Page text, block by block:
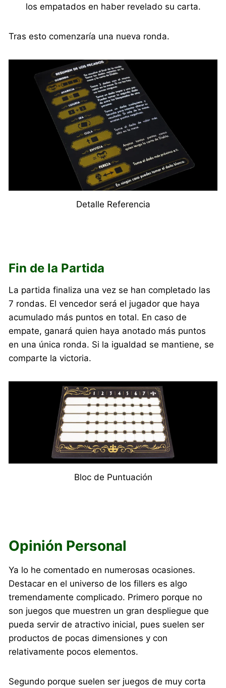
los empatados en haber revelado su carta.
Tras esto comenzaría una nueva ronda.
Detalle Referencia
Fin de la Partida
La partida finaliza una vez se han completado las
7 rondas. El vencedor será el jugador que haya
acumulado más puntos en total. En caso de
empate, ganará quien haya anotado más puntos
en una única ronda. Si la igualdad se mantiene, se
comparte la victoria.
Bloc de Puntuación
Opinión Personal
Ya lo he comentado en numerosas ocasiones.
Destacar en el universo de los fillers es algo
tremendamente complicado. Primero porque no
son juegos que muestren un gran despliegue que
pueda servir de atractivo inicial, pues suelen ser
productos de pocas dimensiones y con
relativamente pocos elementos.
Segundo porque suelen ser juegos de muy corta